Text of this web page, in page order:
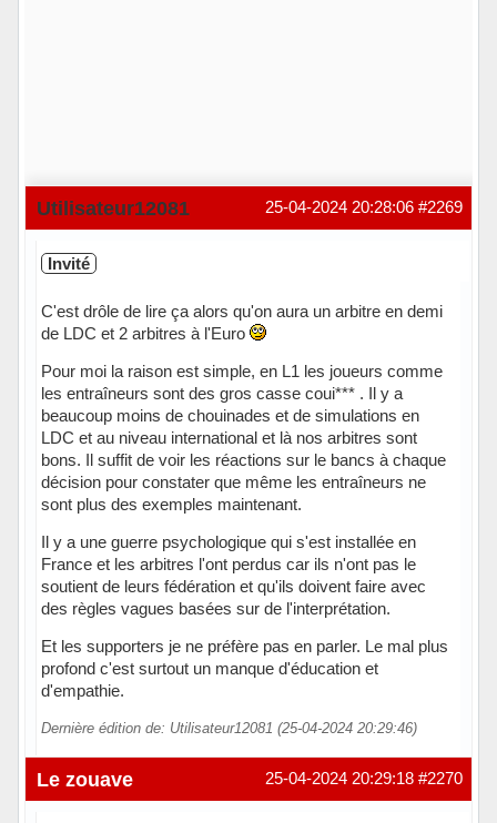
#2269
25-04-2024 20:28:06
Utilisateur12081
Invité
C'est drôle de lire ça alors qu'on aura un arbitre en demi
de LDC et 2 arbitres à l'Euro
Pour moi la raison est simple, en L1 les joueurs comme
les entraîneurs sont des gros casse coui*** . Il y a
beaucoup moins de chouinades et de simulations en
LDC et au niveau international et là nos arbitres sont
bons. Il suffit de voir les réactions sur le bancs à chaque
décision pour constater que même les entraîneurs ne
sont plus des exemples maintenant.
Il y a une guerre psychologique qui s'est installée en
France et les arbitres l'ont perdus car ils n'ont pas le
soutient de leurs fédération et qu'ils doivent faire avec
des règles vagues basées sur de l'interprétation.
Et les supporters je ne préfère pas en parler. Le mal plus
profond c'est surtout un manque d'éducation et
d'empathie.
Dernière édition de: Utilisateur12081 (25-04-2024 20:29:46)
#2270
25-04-2024 20:29:18
Le zouave